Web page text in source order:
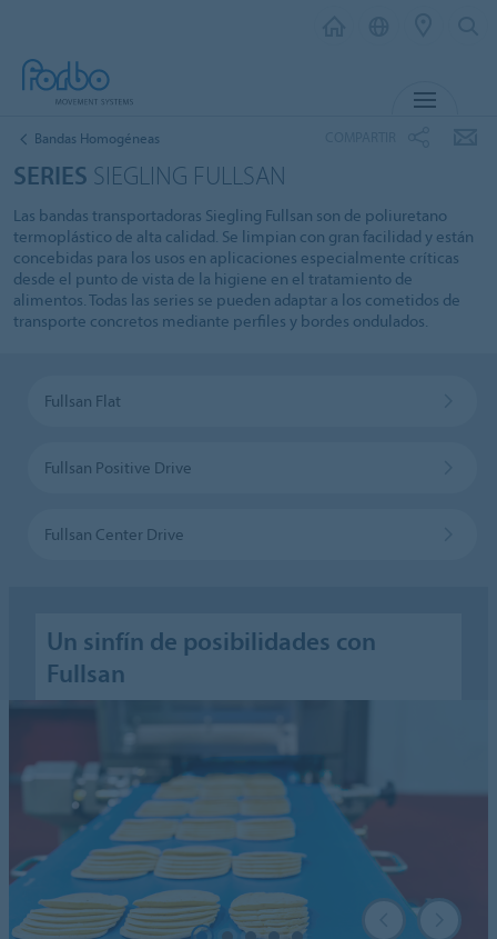
Bandas Homogéneas
SERIES SIEGLING FULLSAN
Las bandas transportadoras Siegling Fullsan son de poliuretano
termoplástico de alta calidad. Se limpian con gran facilidad y están
concebidas para los usos en aplicaciones especialmente críticas
desde el punto de vista de la higiene en el tratamiento de
alimentos. Todas las series se pueden adaptar a los cometidos de
transporte concretos mediante perfiles y bordes ondulados.
Fullsan Flat
Fullsan Positive Drive
Fullsan Center Drive
Un sinfín de posibilidades con
Fullsan